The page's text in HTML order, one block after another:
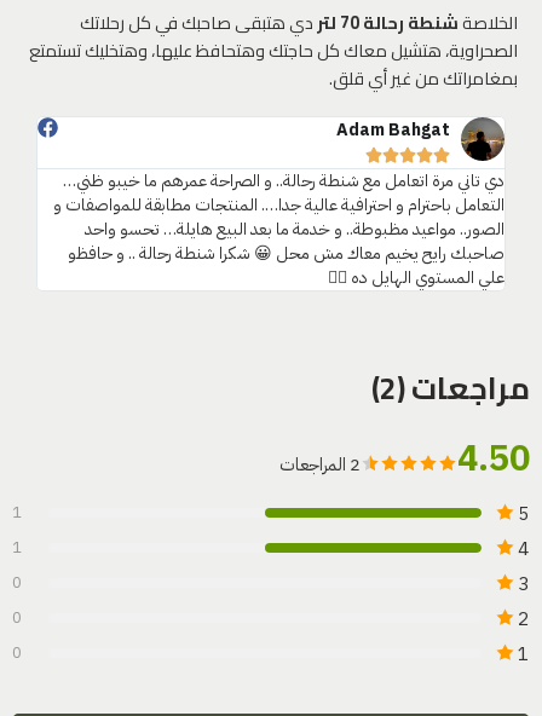
الخلاصةشنطة رحالة 70 لتر
دي هتبقى صاحبك في كل رحلاتك
الصحراوية، هتشيل معاك كل حاجتك وهتحافظ عليها، وهتخليك تستمتع
بمغامراتك من غير أي قلق.
Adam Bahgat‎‏





دي تاني مرة اتعامل مع شنطة رحالة.. و الصراحة عمرهم ما خيبو ظني…
التعامل باحترام و احترافية عالية جدا…. المنتجات مطابقة للمواصفات و
الصور.. مواعيد مظبوطة.. و خدمة ما بعد البيع هايلة… تحسو واحد
صاحبك رايح يخيم معاك مش محل 😀 شكرا شنطة رحالة .. و حافظو
علي المستوي الهايل ده 👍🏼
مراجعات (2)
4.50 2 المراجعات
5
1
4
1
3
0
2
0
1
0